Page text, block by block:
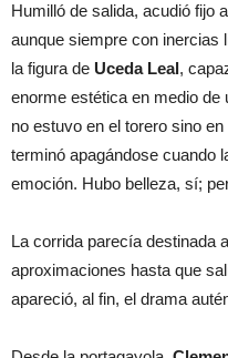
Humilló de salida, acudió fijo
aunque siempre con inercias
la figura de Uceda Leal,
enorme estética en medio
no estuvo en el torero sino
terminó apagándose cuando
emoción. Hubo belleza, sí;
La corrida parecía destinada
aproximaciones hasta que
apareció, al fin, el drama